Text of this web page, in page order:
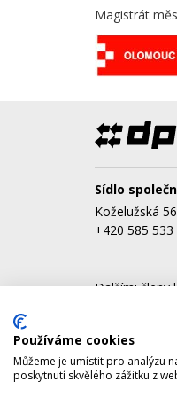
Magistrát
Sídlo
Koželužská
+420 585 533
Dalšími členy
Správa
Používáme cookies
Můžeme je umístit pro analýzu
poskytnutí skvělého zážitku z